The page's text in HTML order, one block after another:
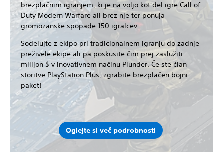
brezplačnim igranjem, ki je na voljo kot del igre Call of
Duty Modern Warfare ali brez nje ter ponuja
gromozanske spopade 150 igralcev.
Sodelujte z ekipo pri tradicionalnem igranju do zadnje
preživele ekipe ali pa poskusite čim prej zaslužiti
milijon $ v inovativnem načinu Plunder. Če ste član
storitve PlayStation Plus, zgrabite brezplačen bojni
paket!
Oglejte si več podrobnosti